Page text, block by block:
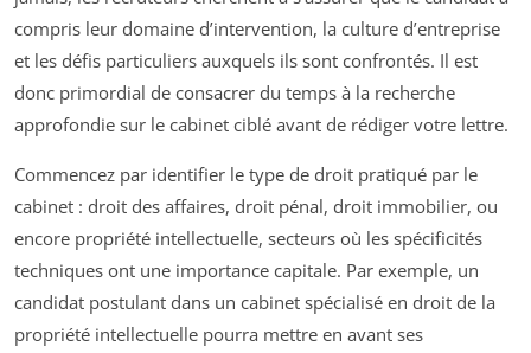
compris leur domaine d’intervention, la culture d’entreprise
et les défis particuliers auxquels ils sont confrontés. Il est
donc primordial de consacrer du temps à la recherche
approfondie sur le cabinet ciblé avant de rédiger votre lettre.
Commencez par identifier le type de droit pratiqué par le
cabinet : droit des affaires, droit pénal, droit immobilier, ou
encore propriété intellectuelle, secteurs où les spécificités
techniques ont une importance capitale. Par exemple, un
candidat postulant dans un cabinet spécialisé en droit de la
propriété intellectuelle pourra mettre en avant ses